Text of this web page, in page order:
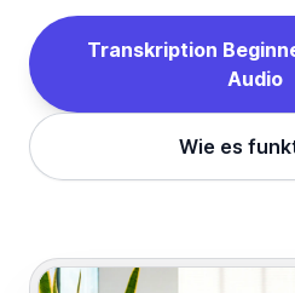
Transkription
Audio
Wie es